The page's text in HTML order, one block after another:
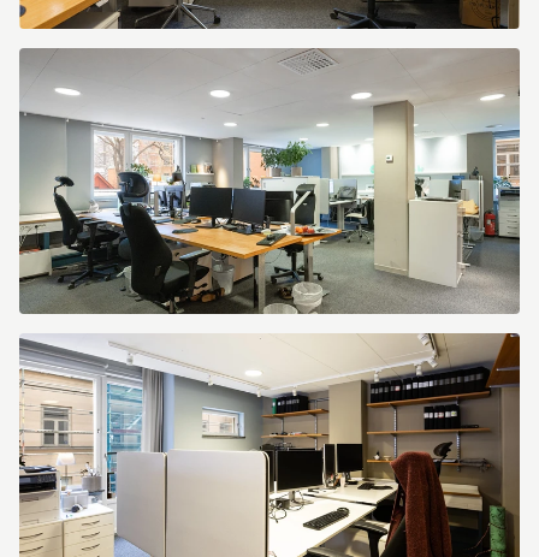
Kapellgränd
Kapellgränd
3